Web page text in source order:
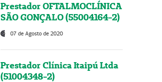
Prestador OFTALMOCLÍNICA
SÃO GONÇALO (55004164-2)
07 de Agosto de 2020
Prestador Clínica Itaipú Ltda
(51004348-2)